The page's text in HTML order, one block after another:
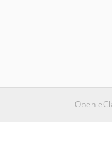
Open